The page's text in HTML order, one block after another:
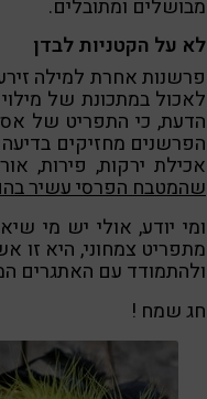
מבושלים ומתובלים.
לא על הקטניות לבדן
פרשנות אחרת למילה
לאכול במתכונת של
הדעת, כי התפריט של
הפרשנים מחזיקים
אכילת ירקות, פירות,
שהמטבח הפרסי עשיר
ומי יודע, אולי יש מי
מתפריט צמחוני, היא זו
ולהתמודד עם האתגרים
חג שמח !